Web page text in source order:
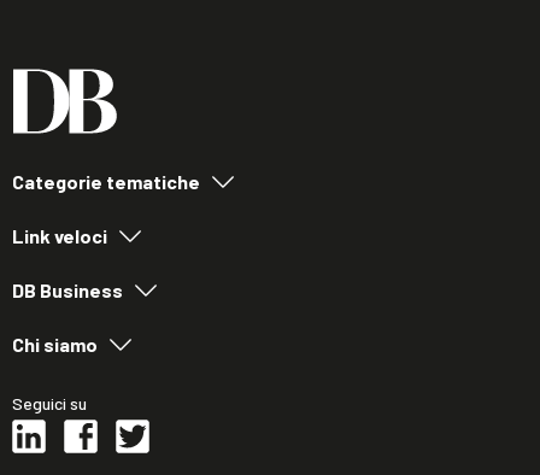
Categorie tematiche
Link veloci
DB Business
Chi siamo
Seguici su